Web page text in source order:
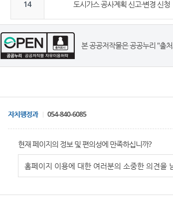
14 도시가스 공사계획 신고·변경 신청
본 공공저작물은 공공누리 "출
자치행정과 054-840-6085
현재 페이지의 정보 및 편의성에 만족하십니까?